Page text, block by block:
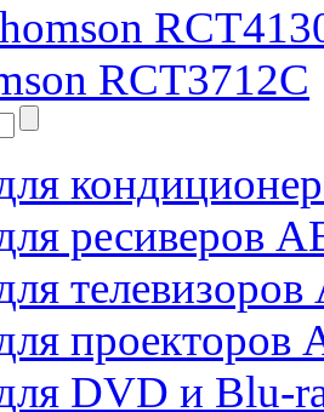
RCT3712C
ресиверов
телевизоров
проекторов
DVD и Blu-